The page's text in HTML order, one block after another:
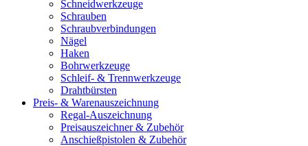
Schneidwerkzeuge
Schrauben
Schraubverbindungen
Nägel
Haken
Bohrwerkzeuge
Schleif- & Trennwerkzeuge
Drahtbürsten
Preis- & Warenauszeichnung
Regal-Auszeichnung
Preisauszeichner & Zubehör
Anschießpistolen & Zubehör